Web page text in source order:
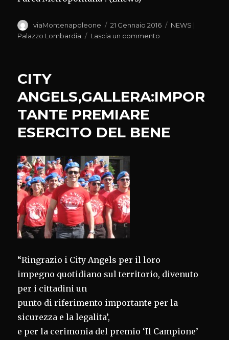
Autore
viaMontenapoleone
Pubblicato
il
21 Gennaio 2016 Categorie
NEWS |
Palazzo Lombardia
Lascia un commento
PER
CITY
ANGELS,GALLERA:IMPOR
TANTE PREMIARE
ESERCITO DEL BENE
“Ringrazio i City Angels per il loro
impegno quotidiano sul territorio, divenuto
per i cittadini un
punto di riferimento importante per la
sicurezza e la legalita’,
e per la cerimonia del premio ‘Il Campione’